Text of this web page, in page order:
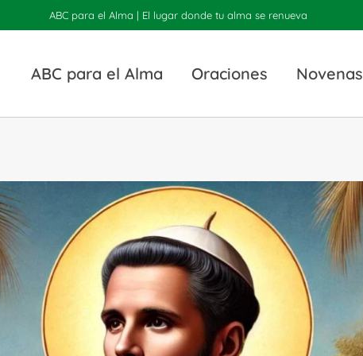
ABC para el Alma | El lugar donde tu alma se renueva
ABC para el Alma Oraciones Novenas